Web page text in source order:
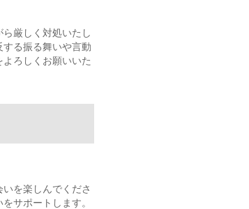
厳しく対処いたし
る振る舞いや言動
ろしくお願いいた
を楽しんでくださ
サポートします。